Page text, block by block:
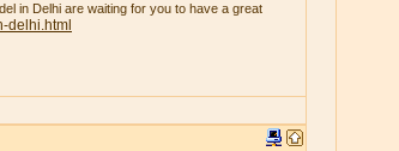
in Delhi are waiting for you to have a great
delhi.html